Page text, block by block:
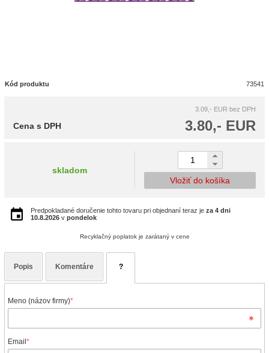
Kód produktu 73541
3.09,- EUR bez DPH
3.80,- EUR
Cena s DPH
skladom
Vložiť do košíka
Predpokladané doručenie tohto tovaru pri objednaní teraz je za 4 dni
10.8.2026 v pondelok
Recyklačný poplatok je zarátaný v cene
Popis Komentáre ?
Meno (názov firmy)*
Email *